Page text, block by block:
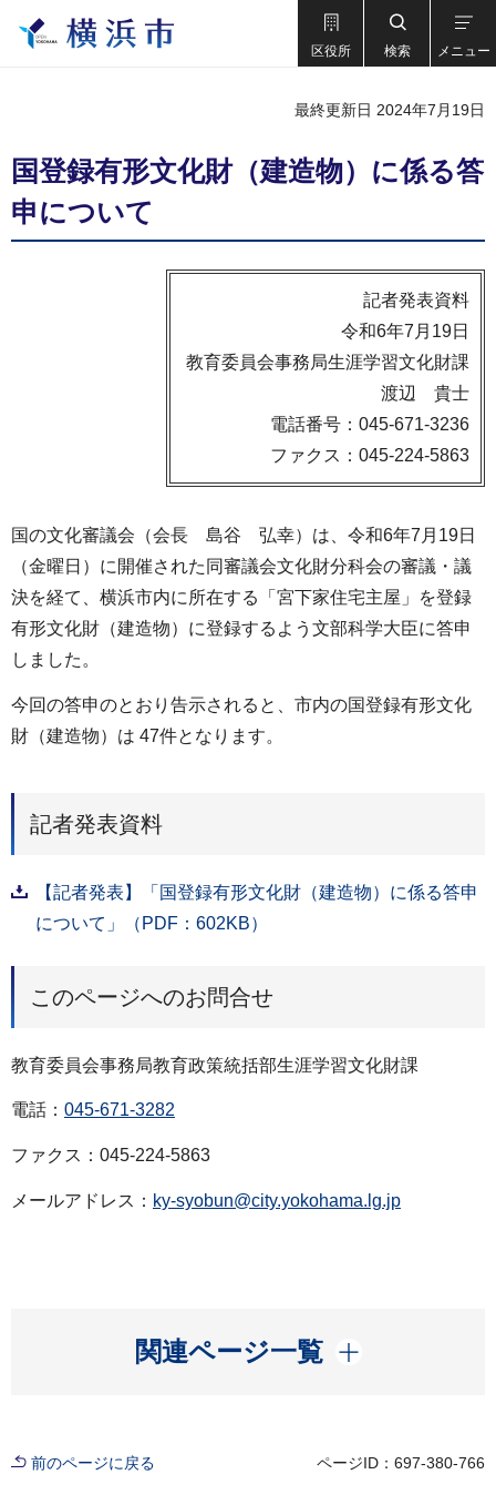
区役所 検索 メニュー
最終更新日 2024年7月19日
国登録有形文化財（建造物）に係る答
申について
記者発表資料
令和6年7月19日
教育委員会事務局生涯学習文化財課
渡辺 貴士
電話番号：045-671-3236
ファクス：045-224-5863
国の文化審議会（会長 島谷 弘幸）は、令和6年7月19日
（金曜日）に開催された同審議会文化財分科会の審議・議
決を経て、横浜市内に所在する「宮下家住宅主屋」を登録
有形文化財（建造物）に登録するよう文部科学大臣に答申
しました。
今回の答申のとおり告示されると、市内の国登録有形文化
財（建造物）は 47件となります。
記者発表資料
【記者発表】「国登録有形文化財（建造物）に係る答申
について」（PDF：602KB）
このページへのお問合せ
教育委員会事務局教育政策統括部生涯学習文化財課
電話： 045-671-3282
ファクス：045-224-5863
メールアドレス： ky-syobun@city.yokohama.lg.jp
関連ページ一覧
開く
前のページに戻る ページID：697-380-766